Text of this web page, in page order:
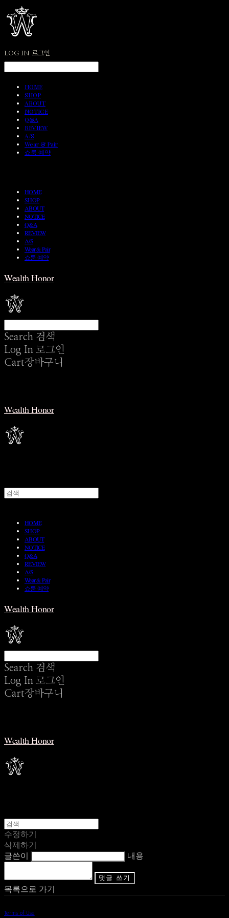
LOG IN 로그인
HOME
SHOP
ABOUT
NOTICE
Q&A
REVIEW
A/S
Wear & Pair
쇼룸 예약
HOME
SHOP
ABOUT
NOTICE
Q&A
REVIEW
A/S
Wear & Pair
쇼룸 예약
Wealth Honor
Search 검색
Log In 로그인
Cart장바구니
Wealth Honor
HOME
SHOP
ABOUT
NOTICE
Q&A
REVIEW
A/S
Wear & Pair
쇼룸 예약
Wealth Honor
Search 검색
Log In 로그인
Cart장바구니
Wealth Honor
수정하기
삭제하기
글쓴이
내용
댓글 쓰기
목록으로 가기
Terms of Use